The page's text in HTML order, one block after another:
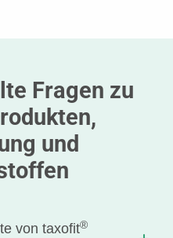
Fragen zu
und
von taxofit®